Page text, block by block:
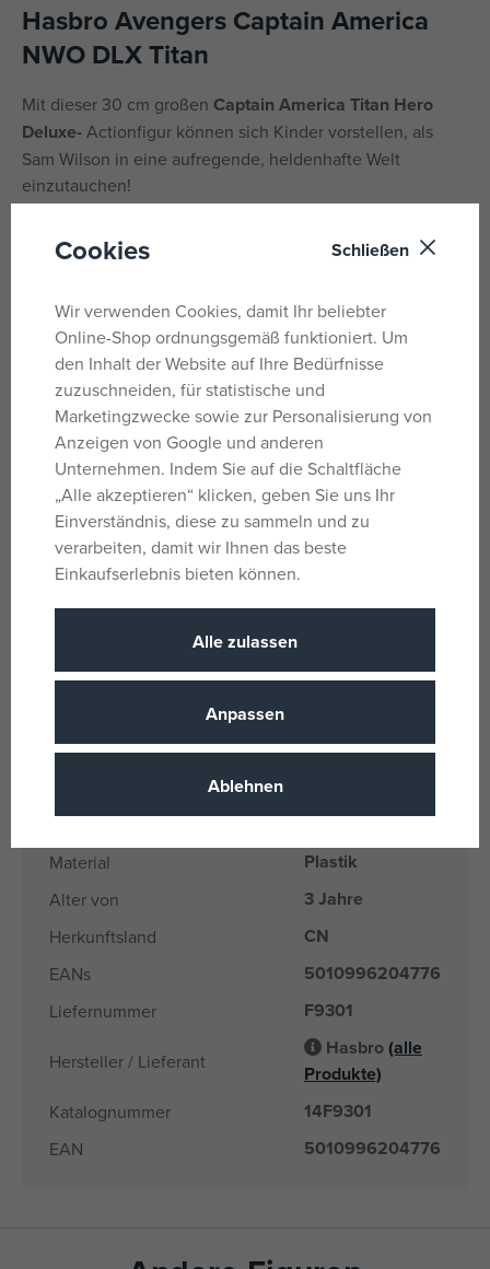
Hasbro Avengers Captain America
NWO DLX Titan
Mit dieser 30 cm großen Captain America Titan Hero
Deluxe- Actionfigur können sich Kinder vorstellen, als
Sam Wilson in eine aufregende, heldenhafte Welt
einzutauchen!
Verbündete, um einen globalen Konflikt zu verhindern.
lassen – mit ihrer eigenen 30 cm großen Captain America-
Figur im neuen, vom Film inspirierten Design und Dekor.
Die Figur trägt außerdem Captain Americas legendäres
Schild-Accessoire und abnehmbare Flügel für noch
spannendere Kämpfe gegen den Superschurken Red
Hulk. Verpackt in einer exklusiven Marvel-Box ist die Figur
eine tolle Ergänzung für jede Avengers-
Spielzeugsammlung.
Verpackungsmaße: 30,5 x 17,7 x 5,71 cm.
Alter: 4+
und Jungen
Avengers
Material Plastik
Alter von 3 Jahre
Herkunftsland CN
EANs 5010996204776
Liefernummer F9301
Hersteller / Lieferant
Hasbro(alle
Produkte)
Katalognummer 14F9301
EAN 5010996204776
Cookies Schließen
Wir verwenden Cookies, damit Ihr beliebter
Online-Shop ordnungsgemäß funktioniert. Um
den Inhalt der Website auf Ihre Bedürfnisse
zuzuschneiden, für statistische und
Marketingzwecke sowie zur Personalisierung von
Anzeigen von Google und anderen
Unternehmen. Indem Sie auf die Schaltfläche
„Alle akzeptieren“ klicken, geben Sie uns Ihr
Einverständnis, diese zu sammeln und zu
verarbeiten, damit wir Ihnen das beste
Einkaufserlebnis bieten können.
Alle zulassen
Anpassen
Ablehnen